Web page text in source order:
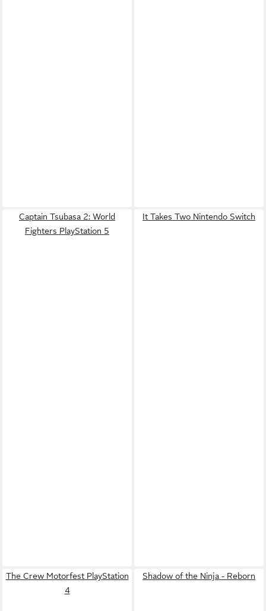
Captain Tsubasa 2: World
Fighters PlayStation 5
It Takes Two Nintendo Switch
The Crew Motorfest PlayStation
4
Shadow of the Ninja - Reborn